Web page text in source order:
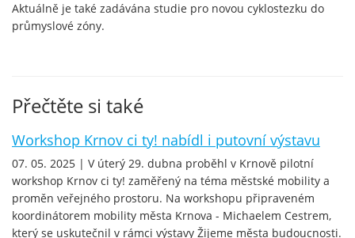
Aktuálně je také zadávána studie pro novou cyklostezku do
průmyslové zóny.
Přečtěte si také
Workshop Krnov ci ty! nabídl i putovní výstavu
07. 05. 2025 | V úterý 29. dubna proběhl v Krnově pilotní
workshop Krnov ci ty! zaměřený na téma městské mobility a
proměn veřejného prostoru. Na workshopu připraveném
koordinátorem mobility města Krnova - Michaelem Cestrem,
který se uskutečnil v rámci výstavy Žijeme města budoucnosti.